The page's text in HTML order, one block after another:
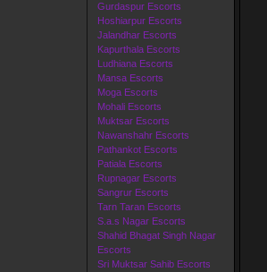
Gurdaspur Escorts
Hoshiarpur Escorts
Jalandhar Escorts
Kapurthala Escorts
Ludhiana Escorts
Mansa Escorts
Moga Escorts
Mohali Escorts
Muktsar Escorts
Nawanshahr Escorts
Pathankot Escorts
Patiala Escorts
Rupnagar Escorts
Sangrur Escorts
Tarn Taran Escorts
S.a.s Nagar Escorts
Shahid Bhagat Singh Nagar
Escorts
Sri Muktsar Sahib Escorts